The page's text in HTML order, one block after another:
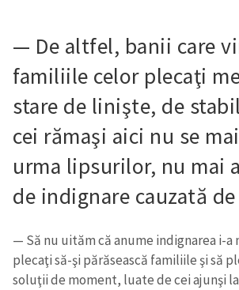
— De altfel, banii care
familiile celor plecaţi
stare de linişte, de
cei rămaşi aici nu se
urma lipsurilor, nu mai
de indignare cauzată
— Să nu uităm că anume indignarea i-a
plecaţi să-şi părăsească familiile şi să
soluţii de moment, luate de cei ajunşi